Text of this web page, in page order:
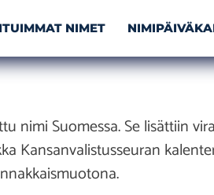
NIMET
nimi Suomessa. Se lisättiin
Kansanvalistusseuran